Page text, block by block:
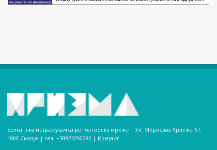
Балканска истражувачка репортерска мрежа | Ул. Мирослав Крлежа 67,
1000 Скопје | тел. +38923290280­ | Контакт